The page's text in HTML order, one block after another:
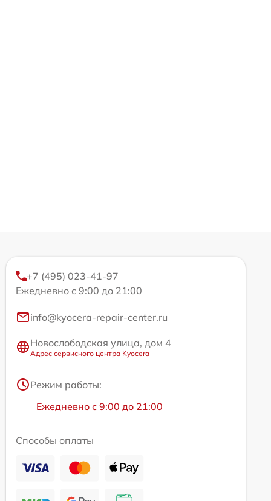
+7 (495) 023-41-97
Ежедневно с 9:00 до 21:00
info@kyocera-repair-center.ru
Новослободская улица, дом 4
Адрес сервисного центра Kyocera
Режим работы:
Ежедневно с 9:00 до 21:00
Способы оплаты